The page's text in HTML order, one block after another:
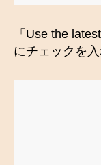
「Use the
にチェックを入